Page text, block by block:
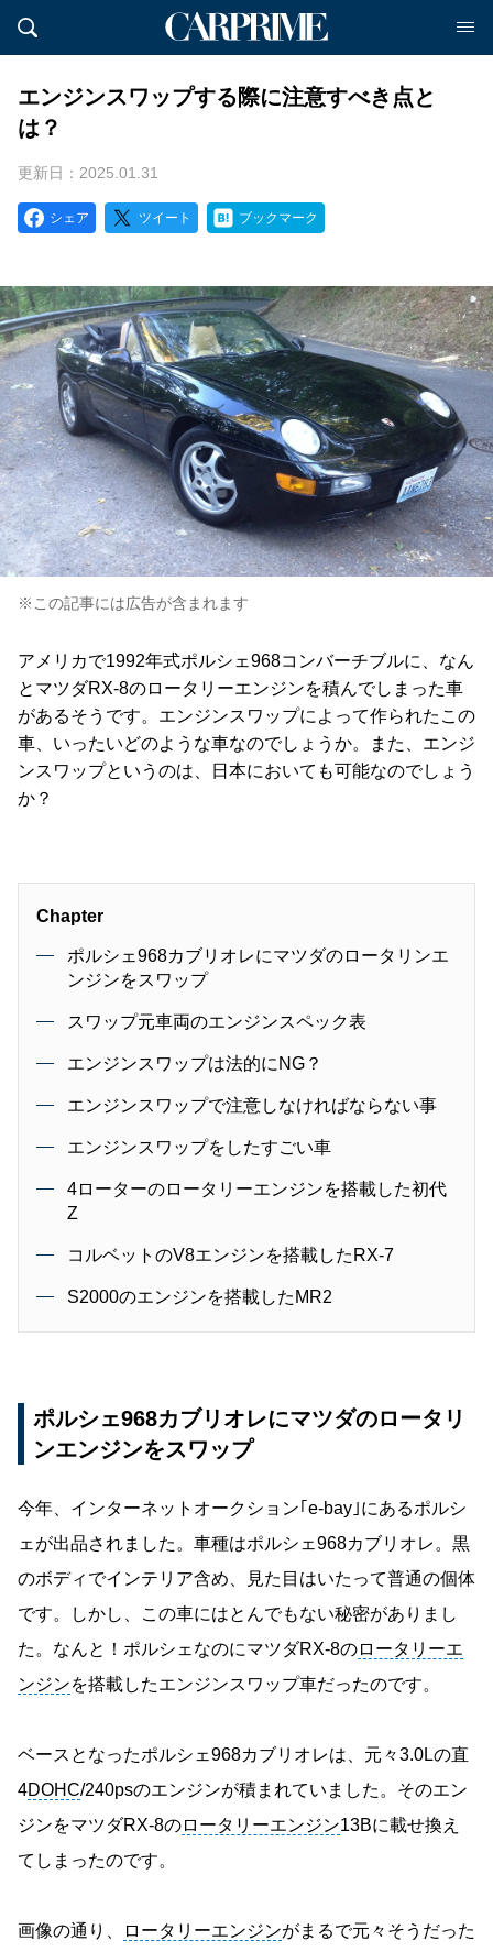
エンジンスワップする際に注意すべき点と
は？
更新日：2025.01.31
シェア ツイート ブックマーク
※この記事には広告が含まれます
アメリカで1992年式ポルシェ968コンバーチブルに、なん
とマツダRX-8のロータリーエンジンを積んでしまった車
があるそうです。エンジンスワップによって作られたこの
車、いったいどのような車なのでしょうか。また、エンジ
ンスワップというのは、日本においても可能なのでしょう
か？
Chapter
ポルシェ968カブリオレにマツダのロータリンエ
ンジンをスワップ
スワップ元車両のエンジンスペック表
エンジンスワップは法的にNG？
エンジンスワップで注意しなければならない事
エンジンスワップをしたすごい車
4ローターのロータリーエンジンを搭載した初代
Z
コルベットのV8エンジンを搭載したRX-7
S2000のエンジンを搭載したMR2
ポルシェ968カブリオレにマツダのロータリ
ンエンジンをスワップ
今年、インターネットオークション｢e-bay｣にあるポルシ
ェが出品されました。車種はポルシェ968カブリオレ。黒
のボディでインテリア含め、見た目はいたって普通の個体
です。しかし、この車にはとんでもない秘密がありまし
た。なんと！ポルシェなのにマツダRX-8のロータリーエ
ンジンを搭載したエンジンスワップ車だったのです。
ベースとなったポルシェ968カブリオレは、元々3.0Lの直
4DOHC/240psのエンジンが積まれていました。そのエン
ジンをマツダRX-8のロータリーエンジン13Bに載せ換え
てしまったのです。
画像の通り、 ロータリーエンジンがまるで元々そうだった